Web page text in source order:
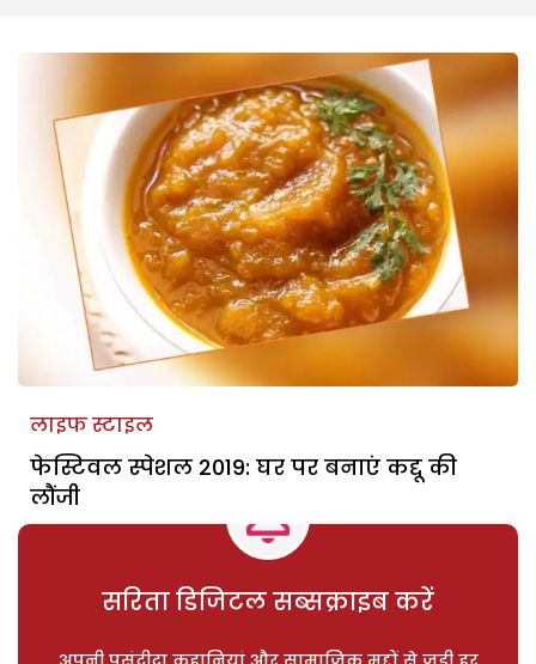
लाइफ स्टाइल
फेस्टिवल स्पेशल 2019: घर पर बनाएं कद्दू की
लौंजी
सरिता डिजिटल सब्सक्राइब करें